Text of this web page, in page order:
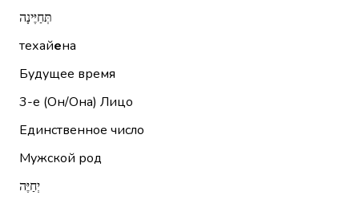
תְּחַיֶּינָה
техайена
Будущее время
3-е (Он/Она) Лицо
Единственное число
Мужской род
יְחַיֶּה